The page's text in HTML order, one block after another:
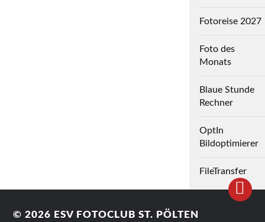
Fotoreise 2027
Foto des
Monats
Blaue Stunde
Rechner
OptIn
Bildoptimierer
FileTransfer
© 2026 ESV FOTOCLUB ST. PÖLTEN